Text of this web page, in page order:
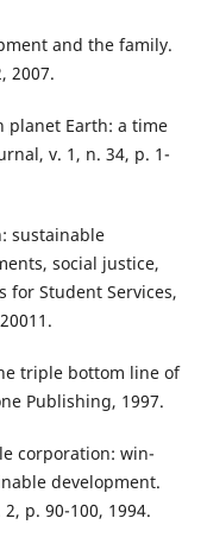
and the family.
2007.
planet Earth: a time
v. 1, n. 34, p. 1-
sustainable
social justice,
for Student Services,
triple bottom line of
Publishing, 1997.
corporation: win-
development.
p. 90-100, 1994.